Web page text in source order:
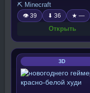
⛏️ Minecraft
👁 39 ⬇ 36 ★ —
Открыть
3D